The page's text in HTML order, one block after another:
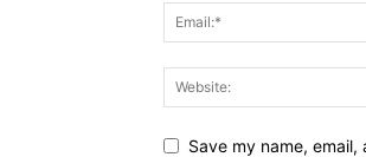
Save my name,